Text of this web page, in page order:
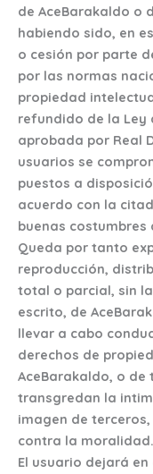
de AceBarakaldo o
habiendo sido, en
o cesión por parte
por las normas
propiedad
refundido de la Ley
aprobada por Real
usuarios se
puestos a
acuerdo con la
buenas
Queda por tanto
reproducción,
total o parcial, sin
escrito, de
llevar a cabo
derechos de
AceBarakaldo, o de
transgredan la
imagen de
contra la moralidad.
El usuario dejará